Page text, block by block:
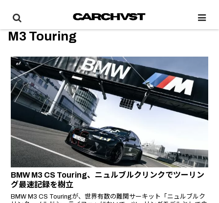
M3 Touring
BMW M3 CS Touring、ニュルブルクリンクでツーリン
グ最速記録を樹立
BMW M3 CS Touringが、世界有数の難関サーキット「ニュルブルク